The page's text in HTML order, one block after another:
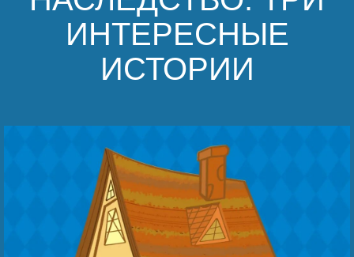
Фикерләр
Файдалы мәкаләләр
Видео турында безне
ИНТЕРЕСНЫЕ
ИСТОРИИ